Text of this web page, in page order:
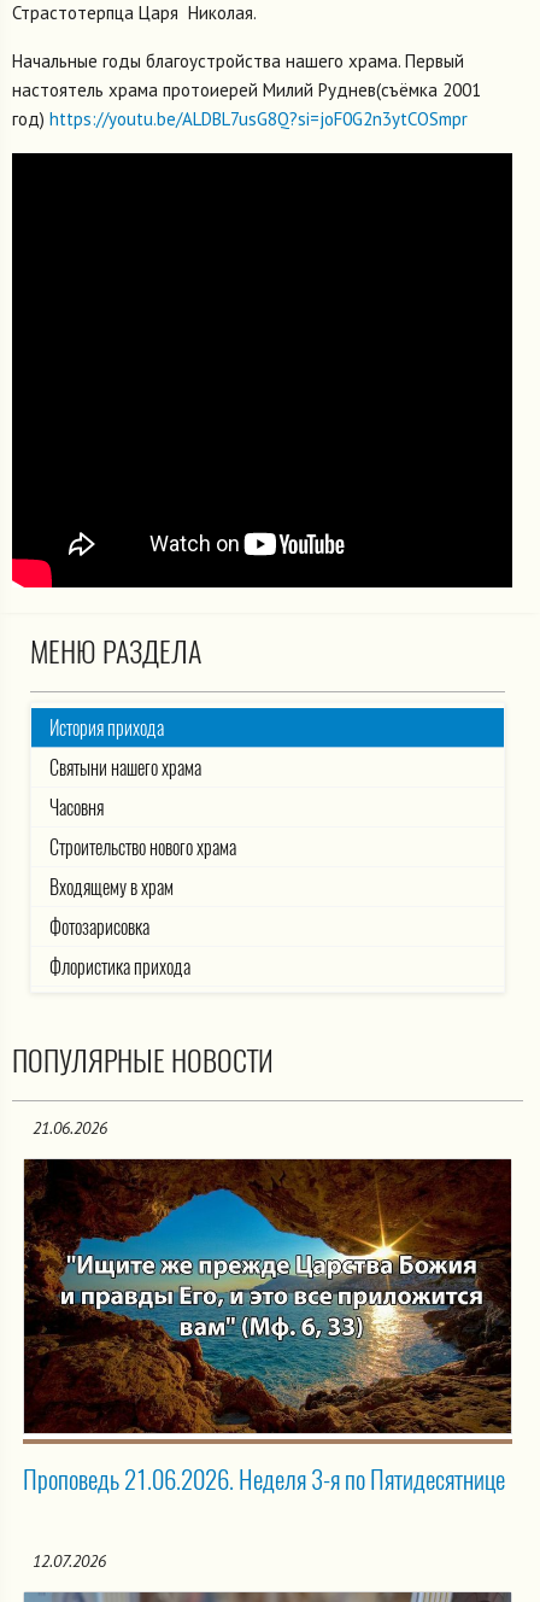
Страстотерпца Царя Николая.
Начальные годы благоустройства нашего храма. Первый
настоятель храма протоиерей Милий Руднев(съёмка 2001
год) https://youtu.be/ALDBL7usG8Q?si=joF0G2n3ytCOSmpr
МЕНЮ РАЗДЕЛА
История прихода
Святыни нашего храма
Часовня
Строительство нового храма
Входящему в храм
Фотозарисовка
Флористика прихода
ПОПУЛЯРНЫЕ НОВОСТИ
21.06.2026
Проповедь 21.06.2026. Неделя 3-я по Пятидесятнице
12.07.2026